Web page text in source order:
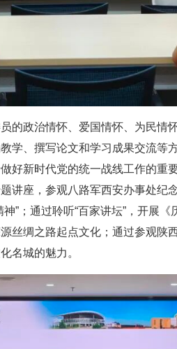
的政治情怀、爱国情怀、为民情
学、撰写论文和学习成果交流等
好新时代党的统一战线工作的重
讲座，参观八路军西安办事处纪
”；通过聆听“百家讲坛”，开展
丝绸之路起点文化；通过参观陕
名城的魅力。